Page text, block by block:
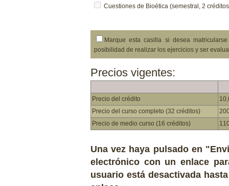
Cuestiones de Bioética (semestral, 2
Marque esta casilla si desea
posibilidad de realizar los ejercicios y ser
Precios vigentes:
Precio del crédito
Precio del curso completo (32 créditos)
Precio de medio curso (16 créditos)
Una vez haya pulsado en
electrónico con un enlace
usuario está desactivada